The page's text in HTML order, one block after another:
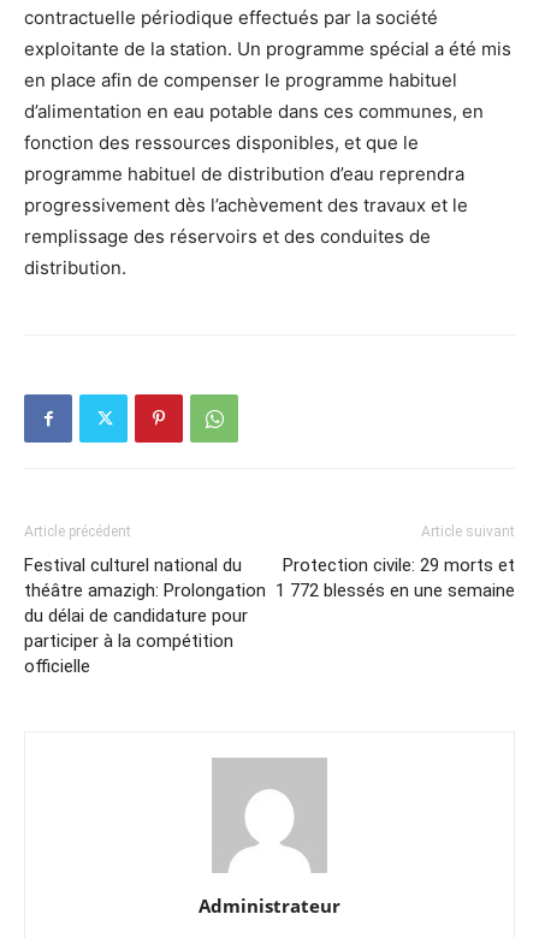
contractuelle périodique effectués par la société
exploitante de la station. Un programme spécial a été mis
en place afin de compenser le programme habituel
d’alimentation en eau potable dans ces communes, en
fonction des ressources disponibles, et que le
programme habituel de distribution d’eau reprendra
progressivement dès l’achèvement des travaux et le
remplissage des réservoirs et des conduites de
distribution.
Article précédent
Festival culturel national du
théâtre amazigh: Prolongation
du délai de candidature pour
participer à la compétition
officielle
Article suivant
Protection civile: 29 morts et
1 772 blessés en une semaine
Administrateur